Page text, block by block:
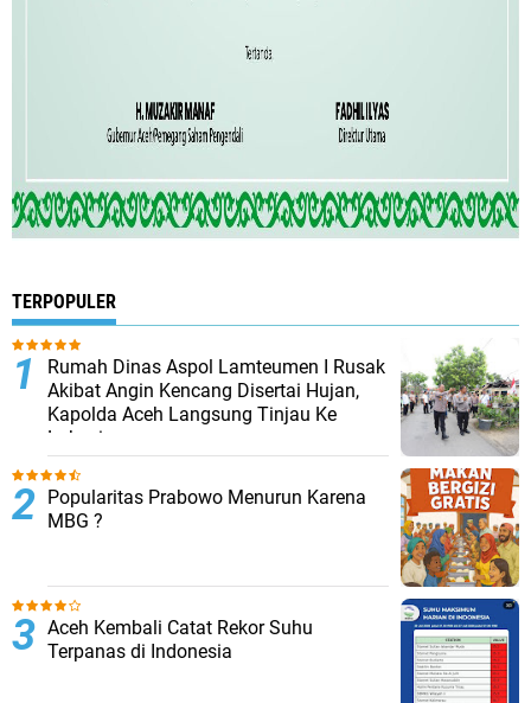
TERPOPULER
Rumah Dinas Aspol Lamteumen I Rusak
Akibat Angin Kencang Disertai Hujan,
Kapolda Aceh Langsung Tinjau Ke
Lokasi
Popularitas Prabowo Menurun Karena
MBG ?
Aceh Kembali Catat Rekor Suhu
Terpanas di Indonesia